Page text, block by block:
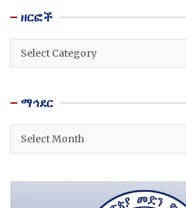
ዘርፎች
ዘርፎች
ማኅደር
ማኅደር